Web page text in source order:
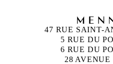
47 RUE SAINT-
5 RUE DU
6 RUE DU
28